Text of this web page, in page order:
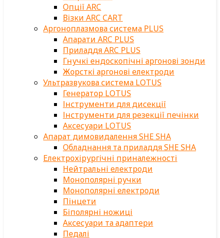
Опції ARC
Візки ARC CART
Аргоноплазмова система PLUS
Апарати ARC PLUS
Приладдя ARC PLUS
Гнучкі ендоскопічні аргонові зонди
Жорсткі аргонові електроди
Ультразвукова система LOTUS
Генератор LOTUS
Інструменти для дисекції
Інструменти для резекції печінки
Аксесуари LOTUS
Апарат димовидалення SHE SHA
Обладнання та приладдя SHE SHA
Електрохірургічні приналежності
Нейтральні електроди
Монополярні ручки
Монополярні електроди
Пінцети
Біполярні ножиці
Аксесуари та адаптери
Педалі